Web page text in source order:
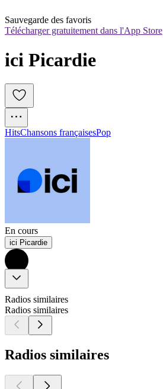
Sauvegarde des favoris
Télécharger gratuitement dans l'App Store
ici Picardie
HitsChansons françaisesPop
En cours
ici Picardie
Radios similaires
Radios similaires
Radios similaires